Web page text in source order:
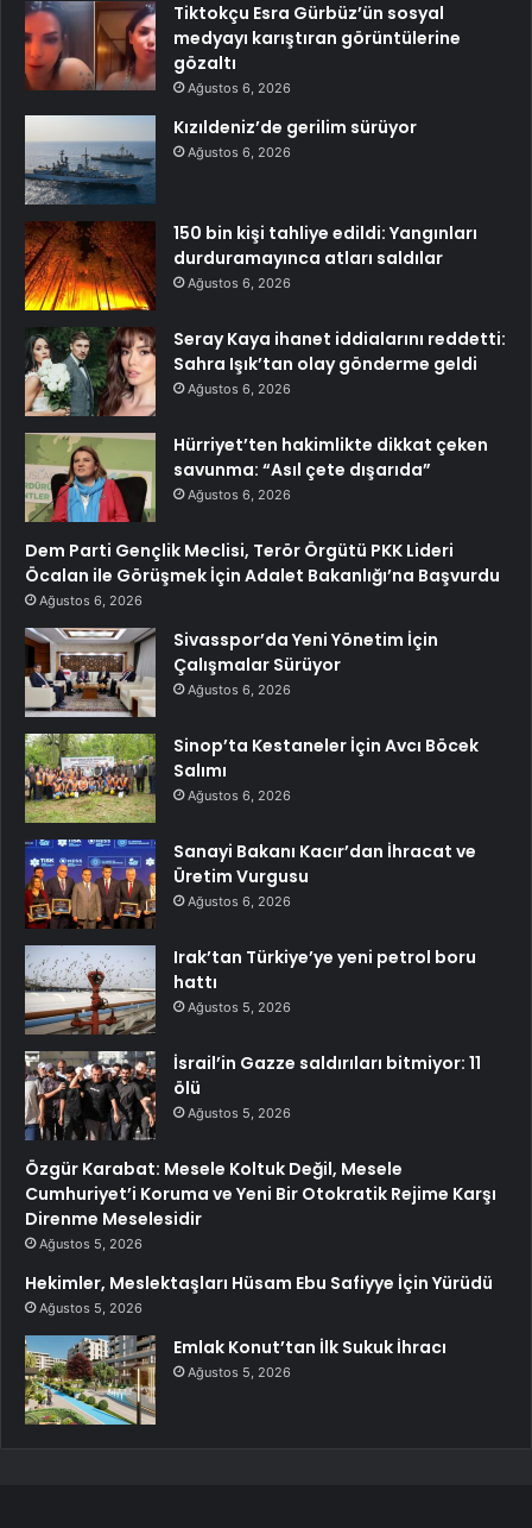
Tiktokçu Esra Gürbüz’ün sosyal
medyayı karıştıran görüntülerine
gözaltı
Ağustos 6, 2026
Kızıldeniz’de gerilim sürüyor
Ağustos 6, 2026
150 bin kişi tahliye edildi: Yangınları
durduramayınca atları saldılar
Ağustos 6, 2026
Seray Kaya ihanet iddialarını reddetti:
Sahra Işık’tan olay gönderme geldi
Ağustos 6, 2026
Hürriyet’ten hakimlikte dikkat çeken
savunma: “Asıl çete dışarıda”
Ağustos 6, 2026
Dem Parti Gençlik Meclisi, Terör Örgütü PKK Lideri
Öcalan ile Görüşmek İçin Adalet Bakanlığı’na Başvurdu
Ağustos 6, 2026
Sivasspor’da Yeni Yönetim İçin
Çalışmalar Sürüyor
Ağustos 6, 2026
Sinop’ta Kestaneler İçin Avcı Böcek
Salımı
Ağustos 6, 2026
Sanayi Bakanı Kacır’dan İhracat ve
Üretim Vurgusu
Ağustos 6, 2026
Irak’tan Türkiye’ye yeni petrol boru
hattı
Ağustos 5, 2026
İsrail’in Gazze saldırıları bitmiyor: 11
ölü
Ağustos 5, 2026
Özgür Karabat: Mesele Koltuk Değil, Mesele
Cumhuriyet’i Koruma ve Yeni Bir Otokratik Rejime Karşı
Direnme Meselesidir
Ağustos 5, 2026
Hekimler, Meslektaşları Hüsam Ebu Safiyye İçin Yürüdü
Ağustos 5, 2026
Emlak Konut’tan İlk Sukuk İhracı
Ağustos 5, 2026